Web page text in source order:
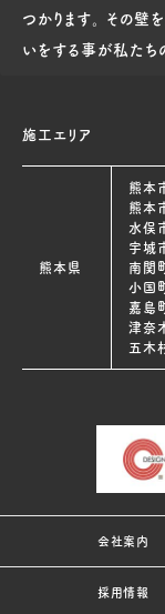
つかります。 その壁
いをする事が私たち
施工エリア
熊本県
熊本
熊本
水俣
宇城
南関
小国
嘉島
津奈
五木
会社案内
採用情報